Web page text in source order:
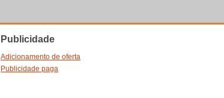
Publicidade
Adicionamento de oferta
Publicidade paga